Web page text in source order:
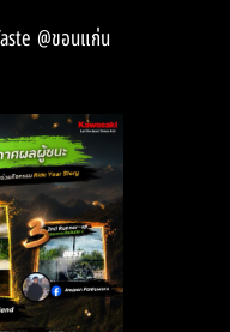
@ขอนแก่น